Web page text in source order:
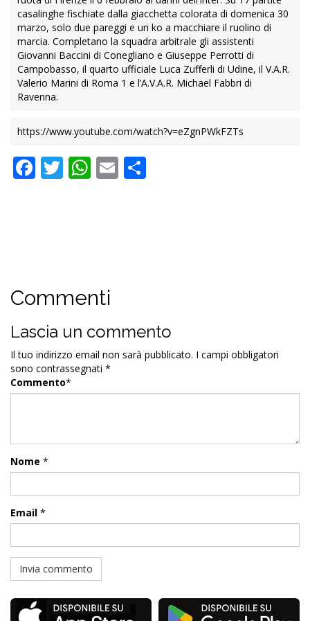
casalinghe fischiate dalla giacchetta colorata di domenica 30
marzo, solo due pareggi e un ko a macchiare il ruolino di
marcia. Completano la squadra arbitrale gli assistenti
Giovanni Baccini di Conegliano e Giuseppe Perrotti di
Campobasso, il quarto ufficiale Luca Zufferli di Udine, il V.A.R.
Valerio Marini di Roma 1 e l’A.V.A.R. Michael Fabbri di
Ravenna.
https://www.youtube.com/watch?v=eZgnPWkFZTs
Facebook
Twitter
WhatsApp
Email
Commenti
Lascia un commento
Il tuo indirizzo email non sarà pubblicato. I campi obbligatori
sono contrassegnati *
Commento*
Nome *
Email *